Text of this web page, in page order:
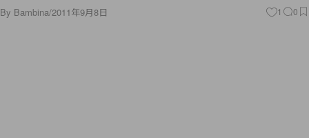
By Bambina/2011年9月8日 1 0